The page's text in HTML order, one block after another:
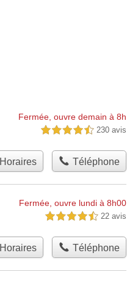
Fermée, ouvre demain à 8h
4,5 étoiles sur 5 230 avis
Horaires Téléphone
Fermée, ouvre lundi à 8h00
4,5 étoiles sur 5 22 avis
Horaires Téléphone